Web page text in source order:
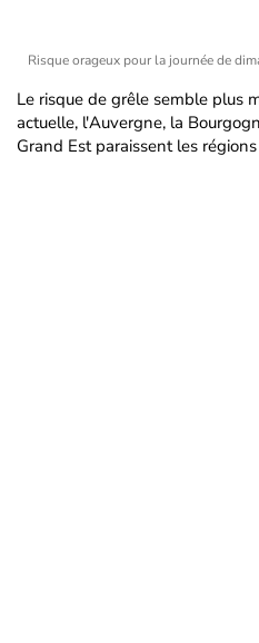
Risque orageux pour la journée de
Le risque de grêle semble plus
actuelle, l'Auvergne, la
Grand Est paraissent les